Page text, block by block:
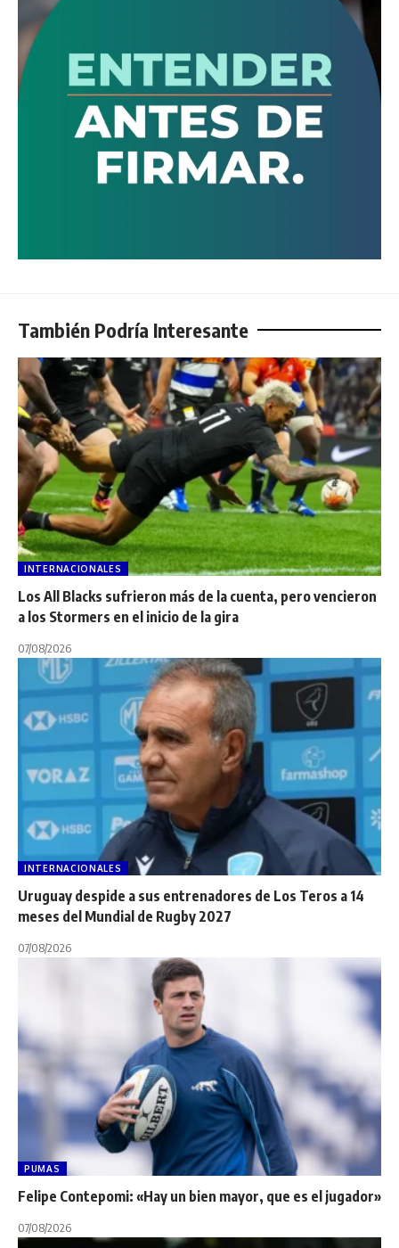
También Podría Interesante
INTERNACIONALES
Los All Blacks sufrieron más de la cuenta, pero vencieron
a los Stormers en el inicio de la gira
07/08/2026
INTERNACIONALES
Uruguay despide a sus entrenadores de Los Teros a 14
meses del Mundial de Rugby 2027
07/08/2026
PUMAS
Felipe Contepomi: «Hay un bien mayor, que es el jugador»
07/08/2026